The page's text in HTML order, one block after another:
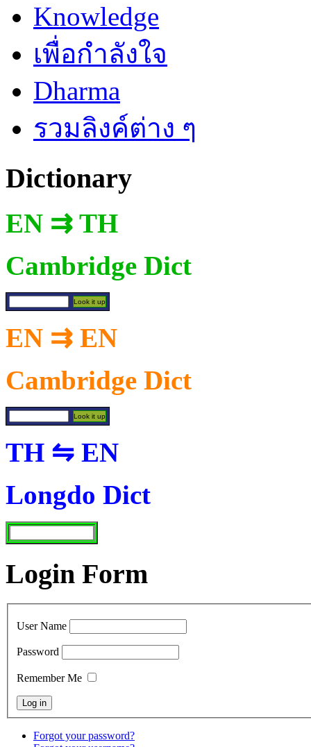
Knowledge
เพื่อกำลังใจ
Dharma
รวมลิงค์ต่าง ๆ
Dictionary
EN ⇉ TH
Cambridge Dict
EN ⇉ EN
Cambridge Dict
TH ⇋ EN
Longdo Dict
Login Form
User Name
Password
Remember Me
Forgot your password?